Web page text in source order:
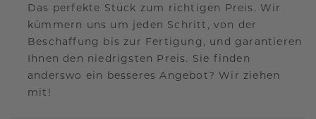
Das perfekte Stück zum richtigen Preis. Wir
kümmern uns um jeden Schritt, von der
Beschaffung bis zur Fertigung, und garantieren
Ihnen den niedrigsten Preis. Sie finden
anderswo ein besseres Angebot? Wir ziehen
mit!